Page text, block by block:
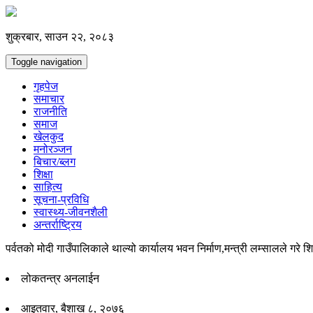
शुक्रबार, साउन २२, २०८३
Toggle navigation
गृहपेज
समाचार
राजनीति
समाज
खेलकुद
मनोरञ्जन
बिचार/ब्लग
शिक्षा
साहित्य
सूचना-प्रविधि
स्वास्थ्य-जीवनशैली
अन्तर्राष्ट्रिय
पर्वतको मोदी गाउँपालिकाले थाल्यो कार्यालय भवन निर्माण,मन्त्री लम्सालले गरे
लोकतन्त्र अनलाईन
आइतवार, बैशाख ८, २०७६